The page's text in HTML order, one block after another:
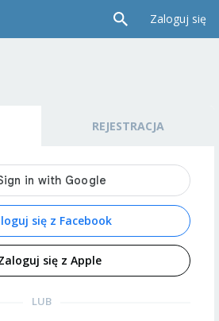
Zaloguj się
REJESTRACJA
się z Facebook
się z Apple
LUB